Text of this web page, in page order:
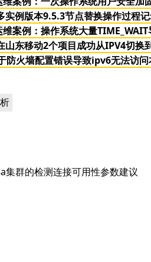
实例版本9.5.3节点替换操作过程
案例：操作系统大量
山东移动2个项目成功从IPV4切换
防火墙配置错误导致ipv6无法访
集群的检测连接可用性参数建议